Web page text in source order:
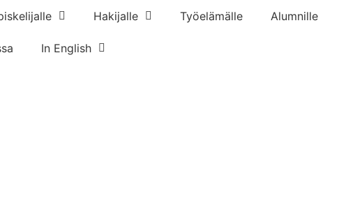
Hakijalle Työelämälle Alumnille
In English